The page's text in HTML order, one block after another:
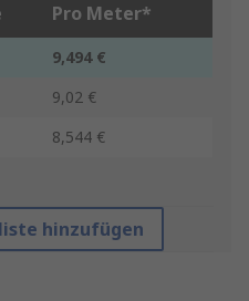
Pro Meter*
9,494 €
9,02 €
8,544 €
hinzufügen